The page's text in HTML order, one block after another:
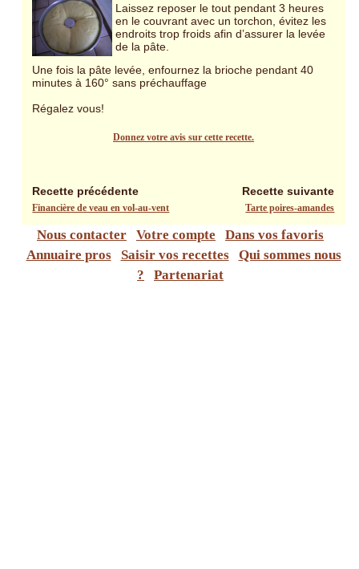
Laissez reposer le tout pendant 3 heures
en le couvrant avec un torchon, évitez les
endroits trop froids afin d’assurer la levée
de la pâte.
Une fois la pâte levée, enfournez la brioche pendant 40
minutes à 160° sans préchauffage
Régalez vous!
Donnez votre avis sur cette recette.
Recette précédente Recette suivante
Financière de veau en vol-au-vent Tarte poires-amandes
Nous contacter Votre compte
Dans vos favoris
Annuaire pros
Saisir vos recettes
Qui sommes nous
?
Partenariat